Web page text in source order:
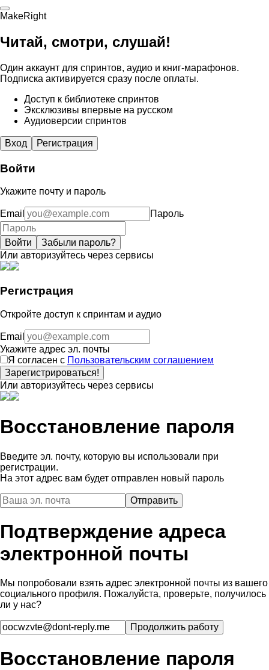
MakeRight
Читай, смотри, слушай!
Один аккаунт для спринтов, аудио и книг-марафонов.
Подписка активируется сразу после оплаты.
Доступ к библиотеке спринтов
Эксклюзивы впервые на русском
Аудиоверсии спринтов
Вход Регистрация
Войти
Укажите почту и пароль
Email Пароль
Войти
Забыли пароль?
Или авторизуйтесь через сервисы
Регистрация
Откройте доступ к спринтам и аудио
Email
Укажите адрес эл. почты
Я согласен с Пользовательским соглашением
Зарегистрироваться!
Или авторизуйтесь через сервисы
Восстановление пароля
Введите эл. почту, которую вы использовали при
регистрации.
На этот адрес вам будет отправлен новый пароль
Подтверждение адреса
электронной почты
Мы попробовали взять адрес электронной почты из вашего
социального профиля. Пожалуйста, проверьте, получилось
ли у нас?
Восстановление пароля